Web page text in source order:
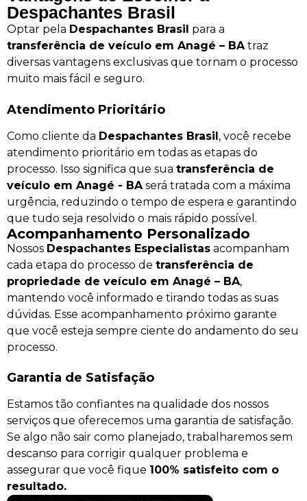
Despachantes Brasil
Optar pela Despachantes Brasil para a
transferência de veículo em Anagé – BAtraz
diversas vantagens exclusivas que tornam o processo
muito mais fácil e seguro.
Atendimento Prioritário
Como cliente da Despachantes Brasil, você recebe
atendimento prioritário em todas as etapas do
processo. Isso significa que sua transferência de
veículo em Anagé - BA será tratada com a máxima
urgência, reduzindo o tempo de espera e garantindo
que tudo seja resolvido o mais rápido possível.
Acompanhamento Personalizado
Nossos Despachantes Especialistas acompanham
cada etapa do processo de transferência de
propriedade de veículo em Anagé – BA,
mantendo você informado e tirando todas as suas
dúvidas. Esse acompanhamento próximo garante
que você esteja sempre ciente do andamento do seu
processo.
Garantia de Satisfação
Estamos tão confiantes na qualidade dos nossos
serviços que oferecemos uma garantia de satisfação.
Se algo não sair como planejado, trabalharemos sem
descanso para corrigir qualquer problema e
assegurar que você fique 100% satisfeito com o
resultado.